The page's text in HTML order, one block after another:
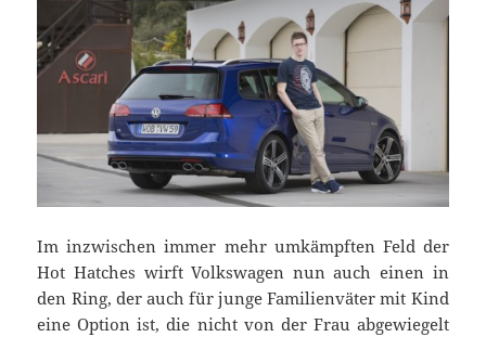
Im inzwischen immer mehr umkämpften Feld der
Hot Hatches wirft Volkswagen nun auch einen in
den Ring, der auch für junge Familienväter mit Kind
eine Option ist, die nicht von der Frau abgewiegelt